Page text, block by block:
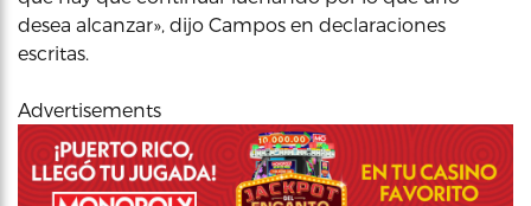
desea alcanzar», dijo Campos en declaraciones
escritas.
Advertisements